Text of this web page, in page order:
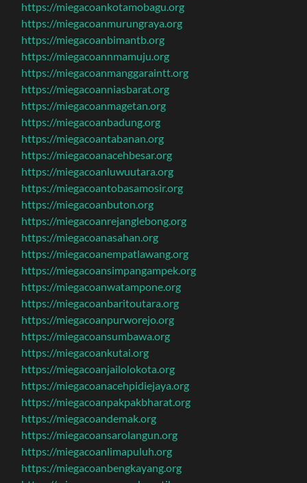
https://miegacoankotamobagu.org
https://miegacoanmurungraya.org
https://miegacoanbimantb.org
https://miegacoannmamuju.org
https://miegacoanmanggaraintt.org
https://miegacoanniasbarat.org
https://miegacoanmagetan.org
https://miegacoanbadung.org
https://miegacoantabanan.org
https://miegacoanacehbesar.org
https://miegacoanluwuutara.org
https://miegacoantobasamosir.org
https://miegacoanbuton.org
https://miegacoanrejanglebong.org
https://miegacoanasahan.org
https://miegacoanempatlawang.org
https://miegacoansimpangampek.org
https://miegacoanwatampone.org
https://miegacoanbaritoutara.org
https://miegacoanpurworejo.org
https://miegacoansumbawa.org
https://miegacoankutai.org
https://miegacoanjailolokota.org
https://miegacoanacehpidiejaya.org
https://miegacoanpakpakbharat.org
https://miegacoandemak.org
https://miegacoansarolangun.org
https://miegacoanlimapuluh.org
https://miegacoanbengkayang.org